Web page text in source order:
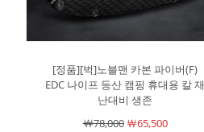
[정품][벅]노블맨 카본 파이버(F)
EDC 나이프 등산 캠핑 휴대용 칼 재
난대비 생존
￦78,000￦65,500